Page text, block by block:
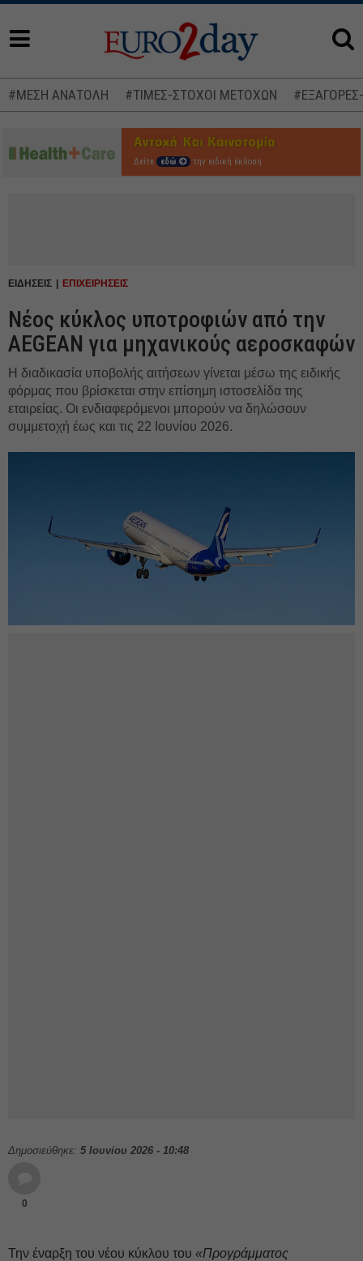
#ΜΕΣΗ ΑΝΑΤΟΛΗ #ΤΙΜΕΣ-ΣΤΟΧΟΙ ΜΕΤΟΧΩΝ
Δείτε εδώ την ειδική έκδοση
ΕΙΔΗΣΕΙΣ ΕΠΙΧΕΙΡΗΣΕΙΣ
Νέος κύκλος υποτροφιών από την
AEGEAN για μηχανικούς αεροσκαφών
Η διαδικασία υποβολής αιτήσεων γίνεται μέσω της ειδικής
φόρμας που βρίσκεται στην επίσημη ιστοσελίδα της
εταιρείας. Οι ενδιαφερόμενοι μπορούν να δηλώσουν
συμμετοχή έως και τις 22 Ιουνίου 2026.
Δημοσιεύθηκε: 5 Ιουνίου 2026 - 10:48
0
Την έναρξη του νέου κύκλου του «Προγράμματος